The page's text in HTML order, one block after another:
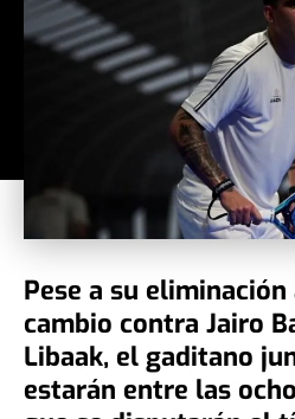
Pese a su
cambio contra Jairo
Libaak, el gaditano
estarán entre las